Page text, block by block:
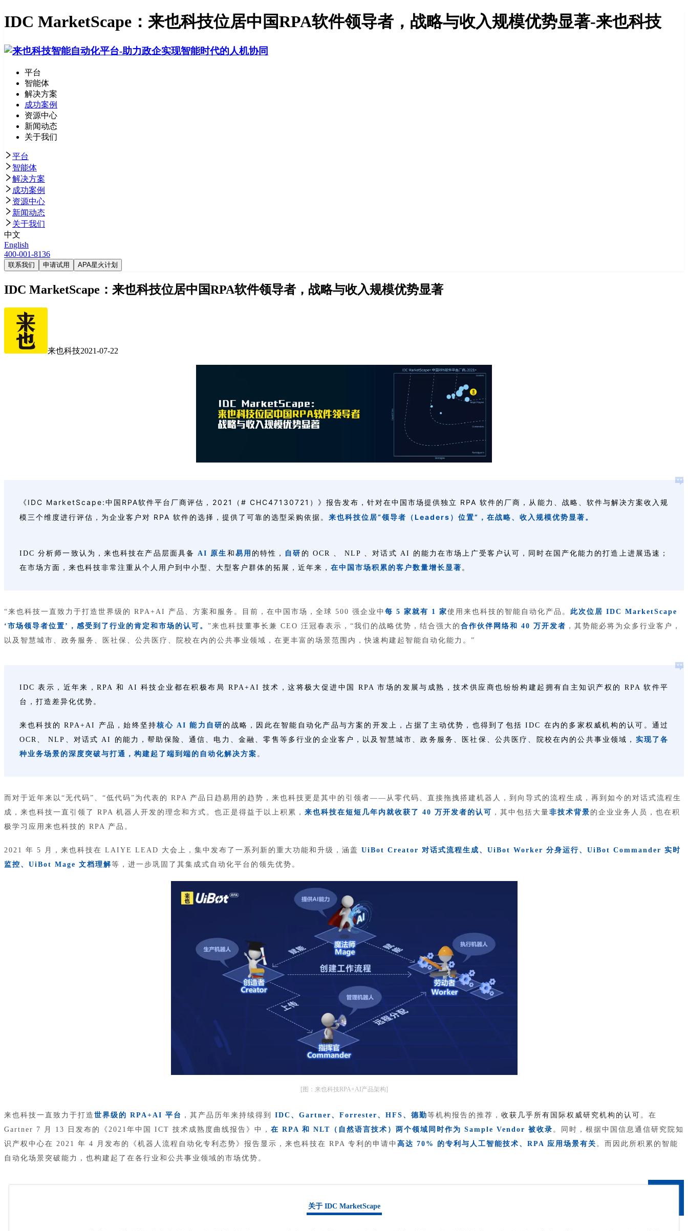
IDC MarketScape：来也科技位居中国RPA软件领导者，战略与收入规模优势显著-来也科技
平台
智能体
解决方案
成功案例
资源中心
新闻动态
关于我们
平台
智能体
解决方案
成功案例
资源中心
新闻动态
关于我们
中文
English
400-001-8136
联系我们 申请试用 APA星火计划
IDC MarketScape：来也科技位居中国RPA软件领导者，战略与收入规模优势显著
来也科技2021-07-22
《 IDC MarketScape:中国RPA软件平台厂商评估，2021（# CHC47130721） 》报告发布， 针对在中国市场提供独立 RPA 软件的厂商，从能力、战略、软件与解决方案收入规
模三个维度进行评估，为企业客户对 RPA 软件的选择，提供了可靠的选型采购依据。 来也科技位居“领导者（Leaders）位置”，在战略、收入规模优势显著。
IDC 分析师一致认为，来也科技在产品层面具备 AI 原生 和 易用 的特性， 自研 的 OCR 、 NLP 、对话式 AI 的能力在市场上广受客户认可，同时在国产化能力的打造上进展迅速；
在市场方面，来也科技非常注重从个人用户到中小型、大型客户群体的拓展，近年来， 在中国市场积累的客户数量增长显著 。
“来也科技一直致力于打造世界级的 RPA+AI 产品、方案和服务。目前，在中国市场，全球 500 强企业中 每 5 家就有 1 家使用来也科技的智能自动化产品。 此次位居 IDC MarketScape
‘市场领导者位置’，感受到了行业的肯定和市场的认可 。 ”来也科技董事长兼 CEO 汪冠春表示，“我们的战略优势，结合强大的 合作伙伴网络和 40 万开发者 ，其势能必将为众多行业客户，
以及智慧城市、政务服务、医社保、公共医疗、院校在内的公共事业领域，在更丰富的场景范围内，快速构建起智能自动化能力。”
IDC 表示，近年来，RPA 和 AI 科技企业都在积极布局 RPA+AI 技术，这将极大促进中国 RPA 市场的发展与成熟，技术供应商也纷纷构建起拥有自主知识产权的 RPA 软件平
台，打造差异化优势。
来也科技的 RPA+AI 产品，始终坚持核心 AI 能力自研 的战略，因此在智能自动化产品与方案的开发上，占据了主动优势，也得到了包括 IDC 在内的多家权威机构的认可。通过
OCR、 NLP、对话式 AI 的能力，帮助保险、通信、电力、金融、零售等多行业的企业客户，以及智慧城市、政务服务、医社保、公共医疗、院校在内的公共事业领域， 实现了各
种业务场景的深度突破与打通，构建起了端到端的自动化解决方案 。
而对于近年来以“无代码”、“低代码”为代表的 RPA 产品日趋易用的趋势，来也科技更是其中的引领者——从零代码、直接拖拽搭建机器人，到向导式的流程生成，再到如今的对话式流程生
成，来也科技一直引领了 RPA 机器人开发的理念和方式。也正是得益于以上积累， 来也科技在短短几年内就收获了 40 万开发者的认可 ，其中包括大量非技术背景 的企业业务人员，也在积
极学习应用来也科技的 RPA 产品。
2021 年 5 月，来也科技在 LAIYE LEAD 大会上，集中发布了一系列新的重大功能和升级，涵盖 UiBot Creator 对话式流程生成、UiBot Worker 分身运行、UiBot Commander 实时
监控、UiBot Mage 文档理解等，进一步巩固了其集成式自动化平台的领先优势。
[图：来也科技RPA+AI产品架构]
来也科技一直致力于打造 世界级的 RPA+AI 平台 ，其产品历年来持续得到 IDC、Gartner、Forrester、HFS、德勤等机构报告的推荐， 收获几乎所有国际权威研究机构的认可 。在
Gartner 7 月 13 日发布的《2021年中国 ICT 技术成熟度曲线报告》中， 在 RPA 和 NLT（自然语言技术）两个领域同时作为 Sample Vendor 被收录 。同时，根据中国信息通信研究院知
识产权中心在 2021 年 4 月发布的《机器人流程自动化专利态势》报告显示，来也科技在 RPA 专利的申请中 高达 70% 的专利与人工智能技术、RPA 应用场景有关 。而因此所积累的智能
自动化场景突破能力，也构建起了在各行业和公共事业领域的市场优势。
关于 IDC MarketScape